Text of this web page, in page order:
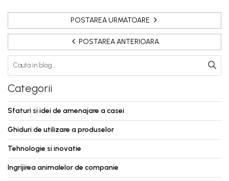
POSTAREA URMATOARE
POSTAREA ANTERIOARA
Categorii
Sfaturi si idei de amenajare a casei
Ghiduri de utilizare a produselor
Tehnologie si inovatie
Ingrijirea animalelor de companie